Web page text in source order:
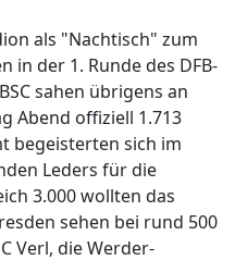
als "Nachtisch" zum
in der 1. Runde des DFB-
sahen übrigens an
Abend offiziell 1.713
begeisterten sich im
Leders für die
3.000 wollten das
sehen bei rund 500
Verl, die Werder-